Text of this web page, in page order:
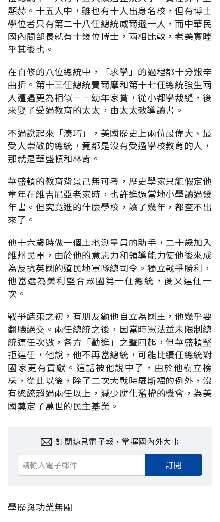
顯赫。十五人中，雖也有十人出身名校，但有博士
學位者只有第二十八任總統威爾遜一人，而中華民
國內閣部長就有十幾位博士，兩相比較，老美實瞠
乎其後也。
在自修的八位總統中，「求學」的過程都十分艱辛
曲折。第十三任總統費爾摩和第十七任總統強生兩
人遭遇更為相似－－幼年家貧，從小都學裁縫，後
來娶了受過教育的太太，由太太教導讀書。
不過說起來「湊巧」，美國歷史上兩位最偉大、最
受人崇敬的總統，竟都是沒有受過學校教育的人，
那就是華盛頓和林肯。
華盛頓的教育背景己無可考，歷史學家只能假定他
童年在維吉尼亞老家時，也許進過當地小學讀過幾
年書。但究竟進的什麼學校，讀了幾年，都查不出
來了。
他十六歲時做一個土地測量員的助手，二十歲加入
維州民軍，由於他的意志力和領導能力使他後來成
為反抗英國的殖民地軍隊總司令。獨立戰爭勝利，
他當選為美利堅合眾國第一任總統，後又連任一
次。
戰爭結束之初，有朋友勸他自立為國王，他幾乎要
翻臉絕交。兩任總統之後，因當時憲法並未限制總
統連任次數，各方「勸進」之聲四起，但華盛頓堅
拒連任，他說，他不再當總統，可能比續任總統對
國家更有貢獻。這話被他說中了，由於他樹立榜
樣，從此以後，除了二次大戰時羅斯福的例外，沒
有總統超過兩任以上，減少腐化濫權的機會，為美
國奠定了萬世的民主基業。
訂閱遠見電子報，掌握國內外大事
訂閱
學歷與功業無關